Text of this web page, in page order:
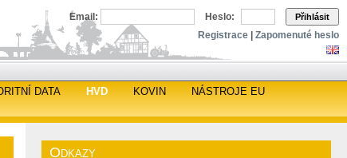
Email: Heslo: Přihlásit
Registrace Zapomenuté heslo
DATA HVD KOVIN
NÁSTROJE EU
Odkazy